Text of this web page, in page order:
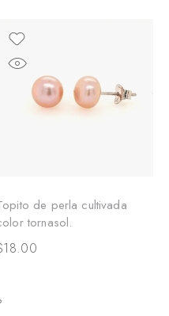
de perla cultivada
tornasol.
18.00